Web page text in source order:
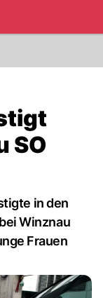
SO
in den
Winznau
Frauen